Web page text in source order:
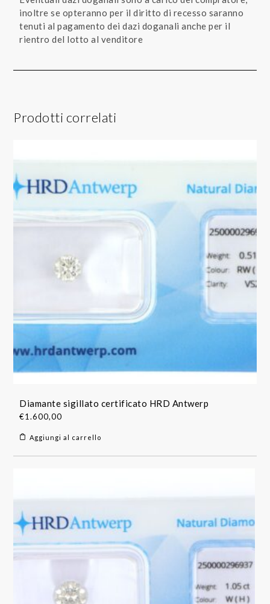
inoltre se opteranno per il diritto di recesso saranno
tenuti al pagamento dei dazi doganali anche per il
rientro del lotto al venditore
Prodotti correlati
Diamante sigillato certificato HRD Antwerp
€1.600,00
Aggiungi al carrello